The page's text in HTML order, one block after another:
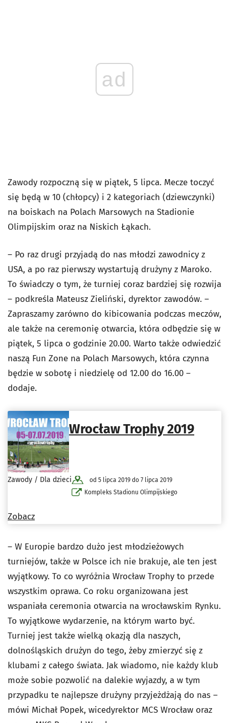
ad
Zawody rozpoczną się w piątek, 5 lipca. Mecze toczyć
się będą w 10 (chłopcy) i 2 kategoriach (dziewczynki)
na boiskach na Polach Marsowych na Stadionie
Olimpijskim oraz na Niskich Łąkach.
– Po raz drugi przyjadą do nas młodzi zawodnicy z
USA, a po raz pierwszy wystartują drużyny z Maroko.
To świadczy o tym, że turniej coraz bardziej się rozwija
– podkreśla Mateusz Zieliński, dyrektor zawodów. –
Zapraszamy zarówno do kibicowania podczas meczów,
ale także na ceremonię otwarcia, która odbędzie się w
piątek, 5 lipca o godzinie 20.00. Warto także odwiedzić
naszą Fun Zone na Polach Marsowych, która czynna
będzie w sobotę i niedzielę od 12.00 do 16.00 –
dodaje.
Wrocław Trophy 2019
Zawody / Dla dzieci
od 5 lipca 2019 do 7 lipca 2019
Kompleks Stadionu Olimpijskiego
Zobacz
– W Europie bardzo dużo jest młodzieżowych
turniejów, także w Polsce ich nie brakuje, ale ten jest
wyjątkowy. To co wyróżnia Wrocław Trophy to przede
wszystkim oprawa. Co roku organizowana jest
wspaniała ceremonia otwarcia na wrocławskim Rynku.
To wyjątkowe wydarzenie, na którym warto być.
Turniej jest także wielką okazją dla naszych,
dolnośląskich drużyn do tego, żeby zmierzyć się z
klubami z całego świata. Jak wiadomo, nie każdy klub
może sobie pozwolić na dalekie wyjazdy, a w tym
przypadku te najlepsze drużyny przyjeżdżają do nas –
mówi Michał Popek, wicedyrektor MCS Wrocław oraz